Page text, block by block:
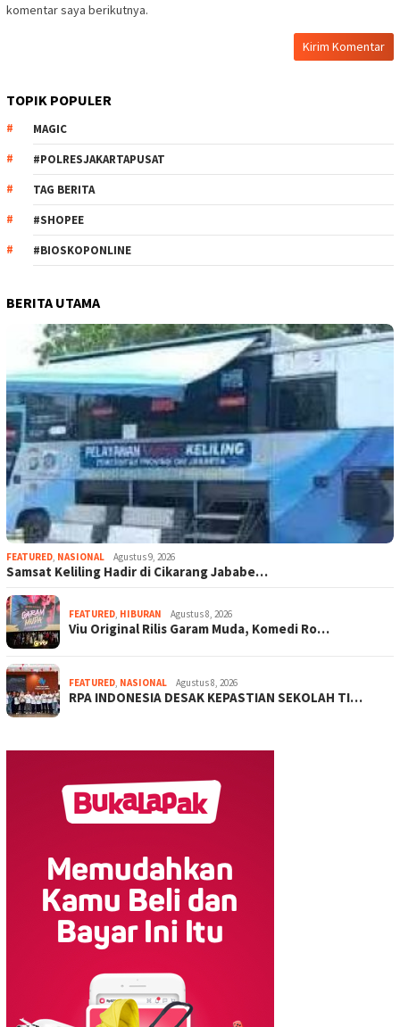
komentar saya berikutnya.
TOPIK POPULER
MAGIC
#POLRESJAKARTAPUSAT
TAG BERITA
#SHOPEE
#BIOSKOPONLINE
BERITA UTAMA
FEATURED, NASIONAL Agustus 9, 2026
Samsat Keliling Hadir di Cikarang Jababe…
FEATURED, HIBURAN Agustus 8, 2026
Viu Original Rilis Garam Muda, Komedi Ro…
FEATURED, NASIONAL Agustus 8, 2026
RPA INDONESIA DESAK KEPASTIAN SEKOLAH TI…